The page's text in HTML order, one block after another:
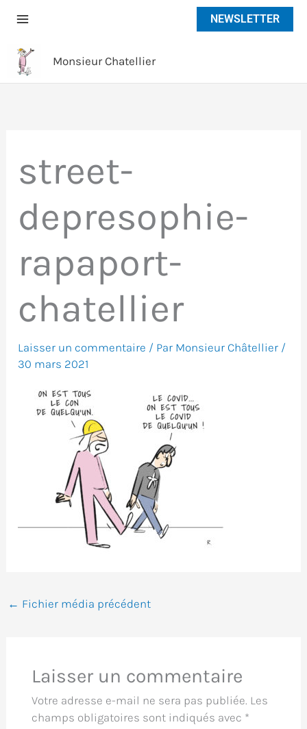
NEWSLETTER
Monsieur Chatellier
street-
depresophie-
rapaport-
chatellier
Laisser un commentaire / Par Monsieur Châtellier /
30 mars 2021
← Fichier média précédent
Laisser un commentaire
Votre adresse e-mail ne sera pas publiée. Les
champs obligatoires sont indiqués avec *